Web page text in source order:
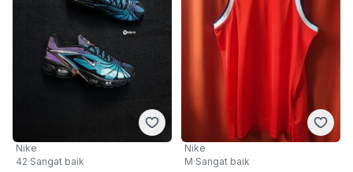
Nike
42·Sangat baik
Nike
M·Sangat baik